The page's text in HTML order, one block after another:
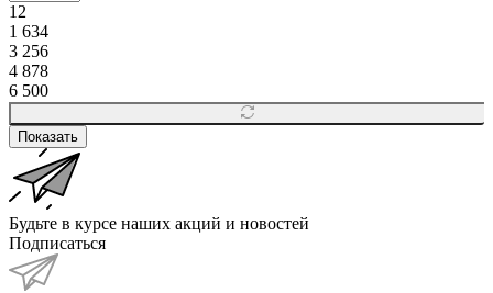
12
1 634
3 256
4 878
6 500
Показать
Будьте в курсе наших акций и новостей
Подписаться